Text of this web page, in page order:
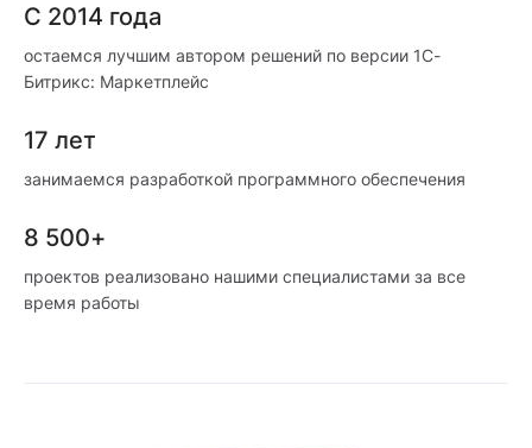
С 2014 года
остаемся лучшим автором решений по версии 1С-
Битрикс: Маркетплейс
17 лет
занимаемся разработкой программного обеспечения
8 500+
проектов реализовано нашими специалистами за все
время работы